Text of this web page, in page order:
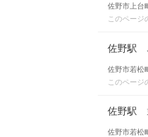
佐野市上台
このページ
佐野駅
佐野市若松
このページ
佐野駅
佐野市若松